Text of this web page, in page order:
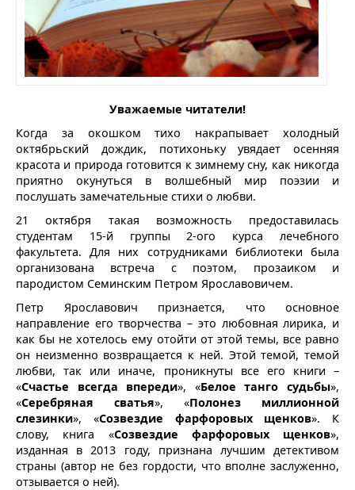
Уважаемые читатели!
Когда за окошком тихо накрапывает холодный
октябрьский дождик, потихоньку увядает осенняя
красота и природа готовится к зимнему сну, как никогда
приятно окунуться в волшебный мир поэзии и
послушать замечательные стихи о любви.
21 октября такая возможность предоставилась
студентам 15-й группы 2-ого курса лечебного
факультета. Для них сотрудниками библиотеки была
организована встреча с поэтом, прозаиком и
пародистом Семинским Петром Ярославовичем.
Петр Ярославович признается, что основное
направление его творчества – это любовная лирика, и
как бы не хотелось ему отойти от этой темы, все равно
он неизменно возвращается к ней. Этой темой, темой
любви, так или иначе, проникнуты все его книги –
«Счастье всегда впереди», «Белое танго судьбы»,
«Серебряная сватья», «Полонез миллионной
слезинки», «Созвездие фарфоровых щенков». К
слову, книга «Созвездие фарфоровых щенков»,
изданная в 2013 году, признана лучшим детективом
страны (автор не без гордости, что вполне заслуженно,
отзывается о ней).